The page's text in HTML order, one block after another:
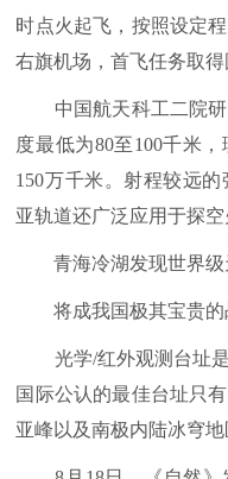
时点火起飞，按照设定
右旗机场，首飞任务取得
中国航天科工二院研
度最低为80至100千米
150万千米。射程较远的
亚轨道还广泛应用于探
青海冷湖发现世界级
将成我国极其宝贵的
光学/红外观测台址是
国际公认的最佳台址只
亚峰以及南极内陆冰穹地